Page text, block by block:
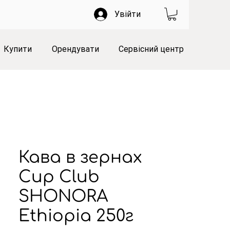
Увійти
Купити Орендувати Сервісний центр
Кава в зернах
Cup Club
SHONORA
Ethiopia 250г